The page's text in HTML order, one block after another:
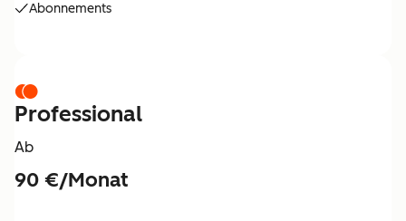
Abonnements
Professional
Ab
90 €/Monat